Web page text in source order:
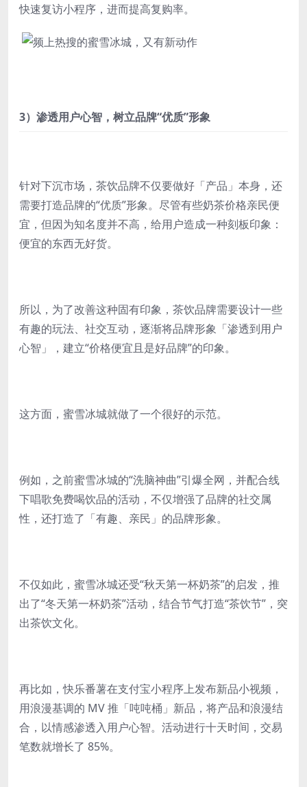
快速复访小程序，进而提高复购率。
3）渗透用户心智，树立品牌“优质”形象
针对下沉市场，茶饮品牌不仅要做好「产品」本身，还
需要打造品牌的“优质”形象。尽管有些奶茶价格亲民便
宜，但因为知名度并不高，给用户造成一种刻板印象：
便宜的东西无好货。
所以，为了改善这种固有印象，茶饮品牌需要设计一些
有趣的玩法、社交互动，逐渐将品牌形象「渗透到用户
心智」，建立“价格便宜且是好品牌”的印象。
这方面，蜜雪冰城就做了一个很好的示范。
例如，之前蜜雪冰城的“洗脑神曲”引爆全网，并配合线
下唱歌免费喝饮品的活动，不仅增强了品牌的社交属
性，还打造了「有趣、亲民」的品牌形象。
不仅如此，蜜雪冰城还受“秋天第一杯奶茶”的启发，推
出了“冬天第一杯奶茶”活动，结合节气打造“茶饮节”，突
出茶饮文化。
再比如，快乐番薯在支付宝小程序上发布新品小视频，
用浪漫基调的 MV 推「吨吨桶」新品，将产品和浪漫结
合，以情感渗透入用户心智。活动进行十天时间，交易
笔数就增长了 85%。